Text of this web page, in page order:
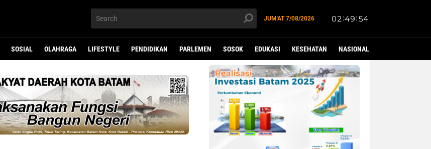
JUM'AT7/08/2026
SOSIAL OLAHRAGA LIFESTYLE PENDIDIKAN PARLEMEN SOSOK EDUKASI KESEHATAN NASIONAL